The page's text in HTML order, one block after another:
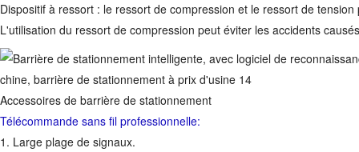
Dispositif à ressort : le ressort de compression et le ressort de
L'utilisation du ressort de compression peut éviter les accidents
Accessoires de barrière de stationnement
Télécommande sans fil professionnelle:
1. Large plage de signaux.